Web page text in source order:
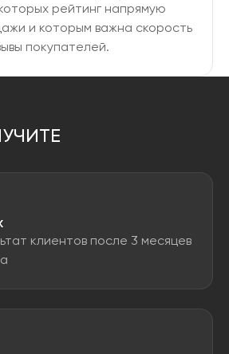
рейтинг напрямую
и которым важна скорость
покупателей.
клиентов после 3 месяцев